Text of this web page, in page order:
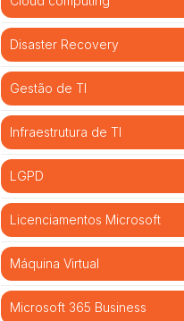
Disaster Recovery
Gestão de TI
Infraestrutura de TI
LGPD
Licenciamentos Microsoft
Máquina Virtual
Microsoft 365 Business